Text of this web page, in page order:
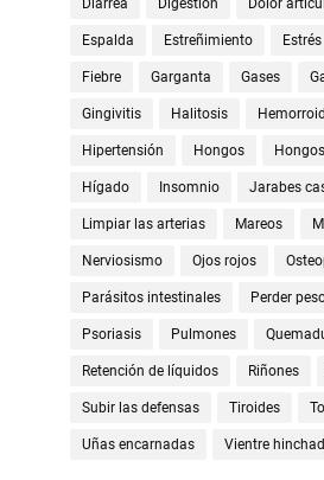
Diarrea Digestión Dolor
Espalda Estreñimiento Estrés
Fiebre Garganta Gases
Gingivitis Halitosis
Hipertensión Hongos
Hígado Insomnio Jarabes
Limpiar las arterias Mareos
Nerviosismo Ojos rojos
Parásitos intestinales Perder
Psoriasis Pulmones
Retención de líquidos Riñones
Subir las defensas Tiroides
Uñas encarnadas Vientre